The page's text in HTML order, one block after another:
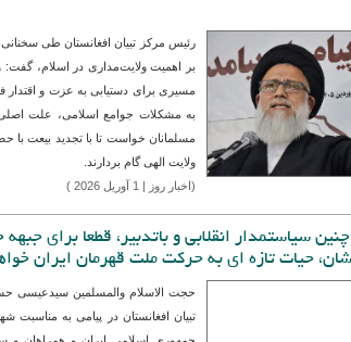
خامنه‌ای، بیعت با یک رهبر الهی است/ غفلت
بر اهمیت ولایت‌مداری در اسلام، گفت:
مسیری برای دستیابی به عزت و اقتدار
به مشکلات جوامع اسلامی، علت اصلی
مسلمانان خواست تا با تجدید بیعت با
سیاستمدار انقلابی و باتدبیر، قطعا برای جبهه
حیات تازه ای به حرکت ملت قهرمان ایران
حجت الاسلام والمسلمین سیدعیسی